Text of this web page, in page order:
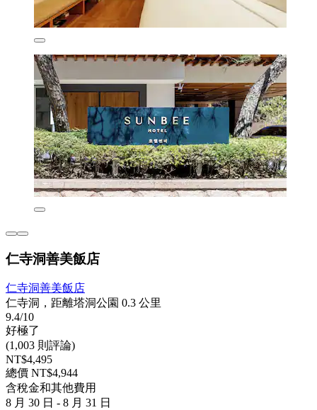
仁寺洞善美飯店
仁寺洞善美飯店
仁寺洞，距離塔洞公園 0.3 公里
9.4/10
好極了
(1,003 則評論)
NT$4,495
總價 NT$4,944
含稅金和其他費用
8 月 30 日 - 8 月 31 日